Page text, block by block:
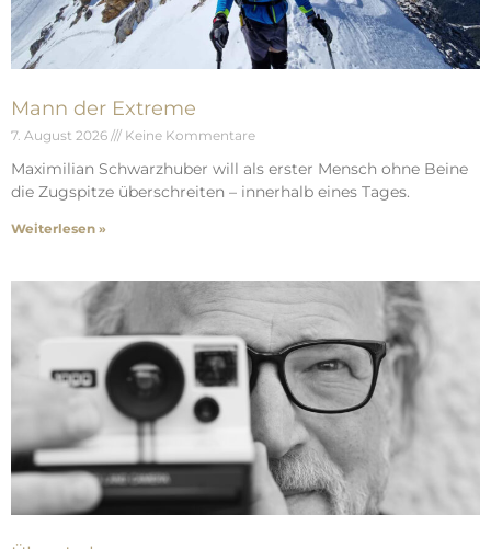
Mann der Extreme
7. August 2026 Keine Kommentare
Maximilian Schwarzhuber will als erster Mensch ohne Beine
die Zugspitze überschreiten – innerhalb eines Tages.
Weiterlesen »